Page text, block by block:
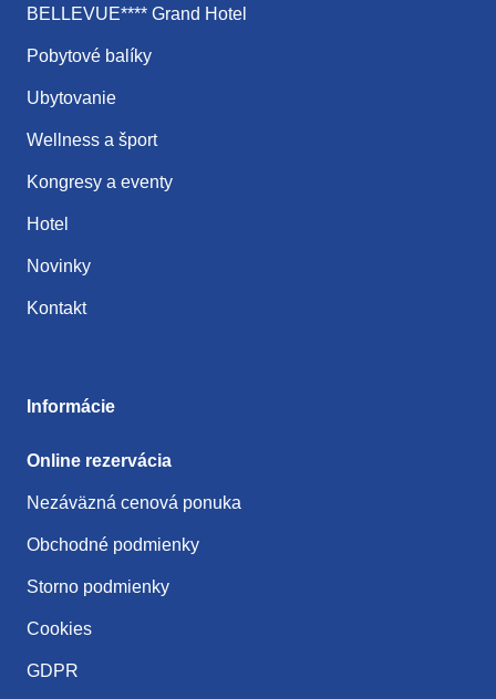
BELLEVUE**** Grand Hotel
Pobytové balíky
Ubytovanie
Wellness a šport
Kongresy a eventy
Hotel
Novinky
Kontakt
Informácie
Online rezervácia
Nezáväzná cenová ponuka
Obchodné podmienky
Storno podmienky
Cookies
GDPR